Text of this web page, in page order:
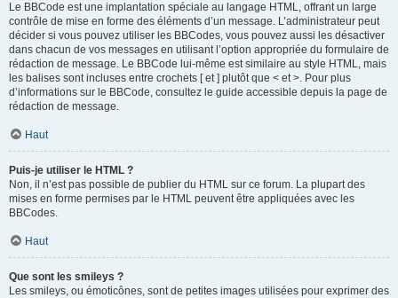
Le BBCode est une implantation spéciale au langage HTML, offrant un large
contrôle de mise en forme des éléments d’un message. L’administrateur peut
décider si vous pouvez utiliser les BBCodes, vous pouvez aussi les désactiver
dans chacun de vos messages en utilisant l’option appropriée du formulaire de
rédaction de message. Le BBCode lui-même est similaire au style HTML, mais
les balises sont incluses entre crochets [ et ] plutôt que < et >. Pour plus
d’informations sur le BBCode, consultez le guide accessible depuis la page de
rédaction de message.
Haut
Puis-je utiliser le HTML ?
Non, il n’est pas possible de publier du HTML sur ce forum. La plupart des
mises en forme permises par le HTML peuvent être appliquées avec les
BBCodes.
Haut
Que sont les smileys ?
Les smileys, ou émoticônes, sont de petites images utilisées pour exprimer des